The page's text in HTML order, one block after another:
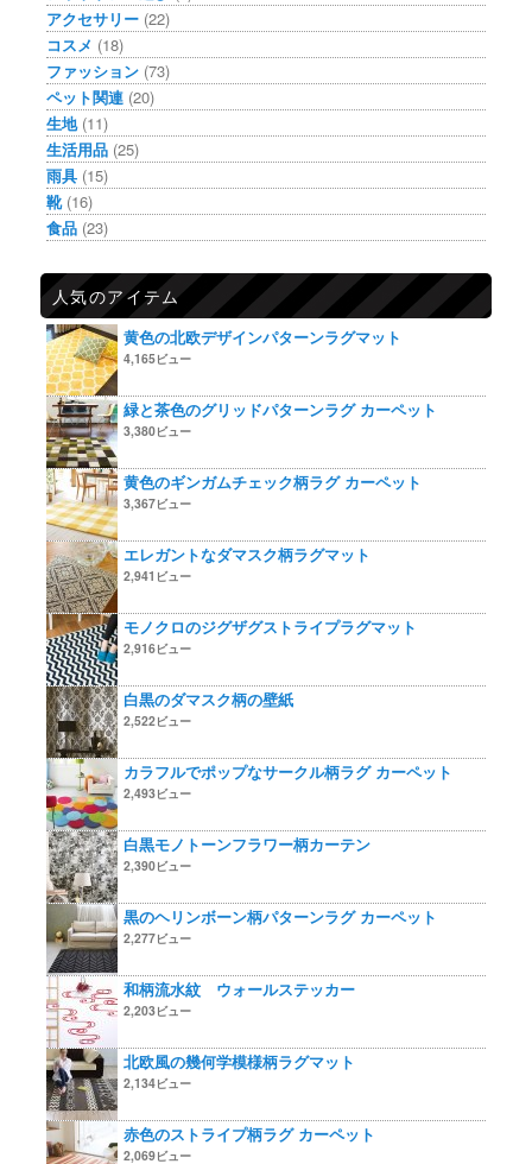
アクセサリー (22)
コスメ (18)
ファッション (73)
ペット関連 (20)
生地(11)
生活用品 (25)
雨具 (15)
靴(16)
食品 (23)
人気のアイテム
黄色の北欧デザインパターンラグマット
4,165ビュー
緑と茶色のグリッドパターンラグ カーペット
3,380ビュー
黄色のギンガムチェック柄ラグ カーペット
3,367ビュー
エレガントなダマスク柄ラグマット
2,941ビュー
モノクロのジグザグストライプラグマット
2,916ビュー
白黒のダマスク柄の壁紙
2,522ビュー
カラフルでポップなサークル柄ラグ カーペット
2,493ビュー
白黒モノトーンフラワー柄カーテン
2,390ビュー
黒のヘリンボーン柄パターンラグ カーペット
2,277ビュー
和柄流水紋 ウォールステッカー
2,203ビュー
北欧風の幾何学模様柄ラグマット
2,134ビュー
赤色のストライプ柄ラグ カーペット
2,069ビュー